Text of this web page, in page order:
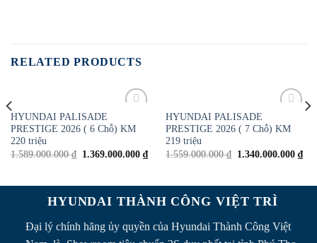
RELATED PRODUCTS
Wishlist
HYUNDAI PALISADE
PRESTIGE 2026 ( 6 Chỗ) KM
220 triệu
1.589.000.000₫ 1.369.000.000 ₫
Wishlist
HYUNDAI PALISADE
PRESTIGE 2026 ( 7 Chỗ) KM
219 triệu
1.559.000.000₫ 1.340.000.000 ₫
HYUNDAI THÀNH CÔNG VIỆT TRÌ
Đại lý chính hãng ủy quyền của Hyundai Thành Công Việt